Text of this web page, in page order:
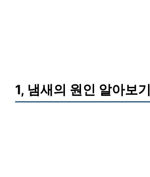
1, 냄새의 원인 알아보기